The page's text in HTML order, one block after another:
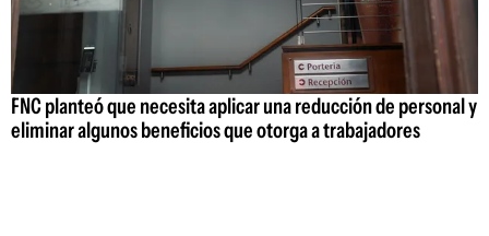
FNC planteó que necesita aplicar una reducción de personal y
eliminar algunos beneficios que otorga a trabajadores